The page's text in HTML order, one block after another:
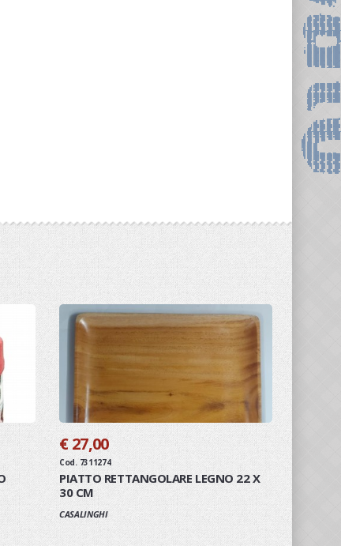
€ 27,00
Cod. 7311274
PIATTO RETTANGOLARE LEGNO 22 X
30 CM
CASALINGHI